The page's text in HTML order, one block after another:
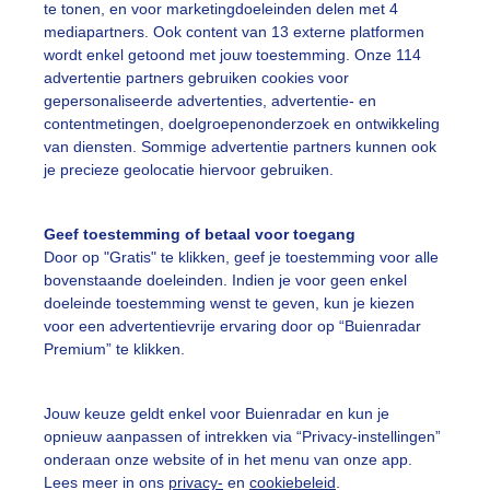
te tonen, en voor marketingdoeleinden delen met 4
mediapartners. Ook content van 13 externe platformen
wordt enkel getoond met jouw toestemming. Onze 114
advertentie partners gebruiken cookies voor
gepersonaliseerde advertenties, advertentie- en
contentmetingen, doelgroepenonderzoek en ontwikkeling
van diensten. Sommige advertentie partners kunnen ook
je precieze geolocatie hiervoor gebruiken.
Geef toestemming of betaal voor toegang
Door op "Gratis" te klikken, geef je toestemming voor alle
bovenstaande doeleinden. Indien je voor geen enkel
doeleinde toestemming wenst te geven, kun je kiezen
voor een advertentievrije ervaring door op “Buienradar
Premium” te klikken.
Jouw keuze geldt enkel voor Buienradar en kun je
opnieuw aanpassen of intrekken via “Privacy-instellingen”
onderaan onze website of in het menu van onze app.
Lees meer in ons privacy- en cookiebeleid
18:40 18:50
ook
voor jouw plaats
komende 7 dagen
Mijn weer
De Bilt